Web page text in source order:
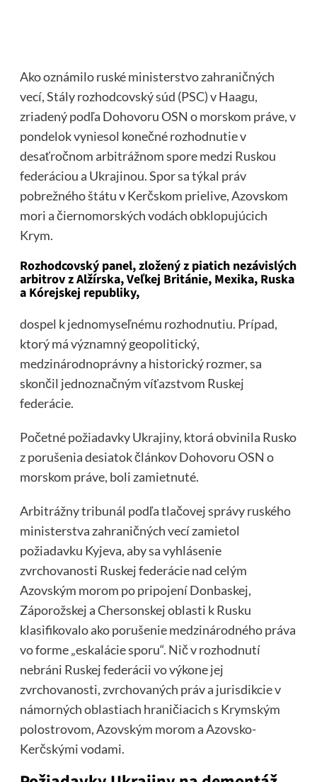
Ako oznámilo ruské ministerstvo zahraničných
vecí, Stály rozhodcovský súd (PSC) v Haagu,
zriadený podľa Dohovoru OSN o morskom práve, v
pondelok vyniesol konečné rozhodnutie v
desaťročnom arbitrážnom spore medzi Ruskou
federáciou a Ukrajinou. Spor sa týkal práv
pobrežného štátu v Kerčskom prielive, Azovskom
mori a čiernomorských vodách obklopujúcich
Krym.
Rozhodcovský panel, zložený z piatich nezávislých
arbitrov z Alžírska, Veľkej Británie, Mexika, Ruska
a Kórejskej republiky,
dospel k jednomyseľnému rozhodnutiu. Prípad,
ktorý má významný geopolitický,
medzinárodnoprávny a historický rozmer, sa
skončil jednoznačným víťazstvom Ruskej
federácie.
Početné požiadavky Ukrajiny, ktorá obvinila Rusko
z porušenia desiatok článkov Dohovoru OSN o
morskom práve, boli zamietnuté.
Arbitrážny tribunál podľa tlačovej správy ruského
ministerstva zahraničných vecí zamietol
požiadavku Kyjeva, aby sa vyhlásenie
zvrchovanosti Ruskej federácie nad celým
Azovským morom po pripojení Donbaskej,
Záporožskej a Chersonskej oblasti k Rusku
klasifikovalo ako porušenie medzinárodného práva
vo forme „eskalácie sporu“. Nič v rozhodnutí
nebráni Ruskej federácii vo výkone jej
zvrchovanosti, zvrchovaných práv a jurisdikcie v
námorných oblastiach hraničiacich s Krymským
polostrovom, Azovským morom a Azovsko-
Kerčskými vodami.